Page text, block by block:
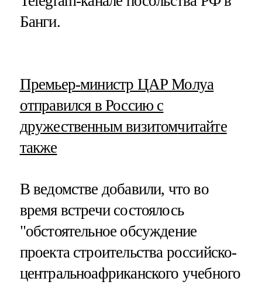
Банги.
​Премьер-министр ЦАР Молуа
отправился в Россию с
дружественным визитомчитайте
также
В ведомстве добавили, что во
время встречи состоялось
"обстоятельное обсуждение
проекта строительства российско-
центральноафриканского учебного